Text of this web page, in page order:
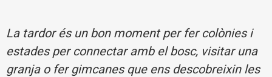
La tardor és un bon moment per fer colònies i
estades per connectar amb el bosc, visitar una
granja o fer gimcanes que ens descobreixin les